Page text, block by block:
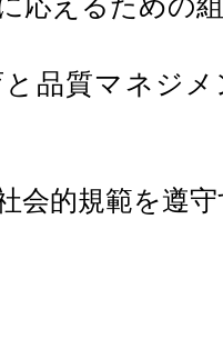
質マネジメ
的規範を遵守